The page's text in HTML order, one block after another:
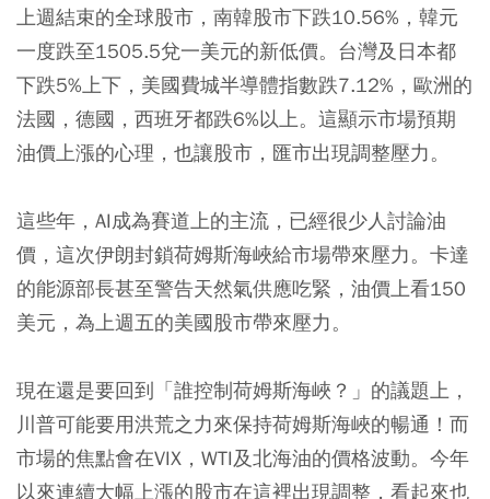
上週結束的全球股市，南韓股市下跌10.56%，韓元
一度跌至1505.5兌一美元的新低價。台灣及日本都
下跌5%上下，美國費城半導體指數跌7.12%，歐洲的
法國，德國，西班牙都跌6%以上。這顯示市場預期
油價上漲的心理，也讓股市，匯市出現調整壓力。
這些年，AI成為賽道上的主流，已經很少人討論油
價，這次伊朗封鎖荷姆斯海峽給市場帶來壓力。卡達
的能源部長甚至警告天然氣供應吃緊，油價上看150
美元，為上週五的美國股市帶來壓力。
現在還是要回到「誰控制荷姆斯海峽？」的議題上，
川普可能要用洪荒之力來保持荷姆斯海峽的暢通！而
市場的焦點會在VIX，WTI及北海油的價格波動。今年
以來連續大幅上漲的股市在這裡出現調整，看起來也